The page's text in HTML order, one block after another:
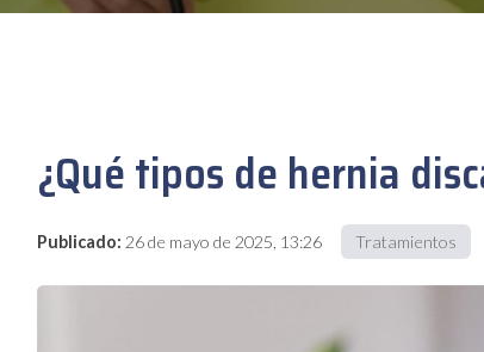
¿Qué tipos de hernia
Publicado: 26 de mayo de 2025, 13:26 Tratamientos